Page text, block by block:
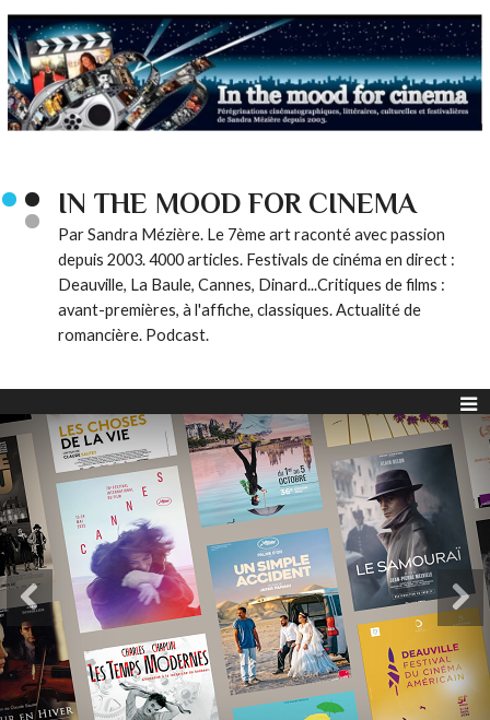
IN THE MOOD FOR CINEMA
Par Sandra Mézière. Le 7ème art raconté avec passion
depuis 2003. 4000 articles. Festivals de cinéma en direct :
Deauville, La Baule, Cannes, Dinard...Critiques de films :
avant-premières, à l'affiche, classiques. Actualité de
romancière. Podcast.